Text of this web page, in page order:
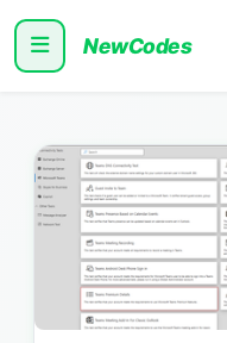
NewCodes